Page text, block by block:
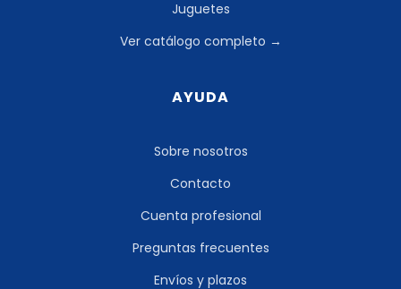
Juguetes
Ver catálogo completo →
AYUDA
Sobre nosotros
Contacto
Cuenta profesional
Preguntas frecuentes
Envíos y plazos